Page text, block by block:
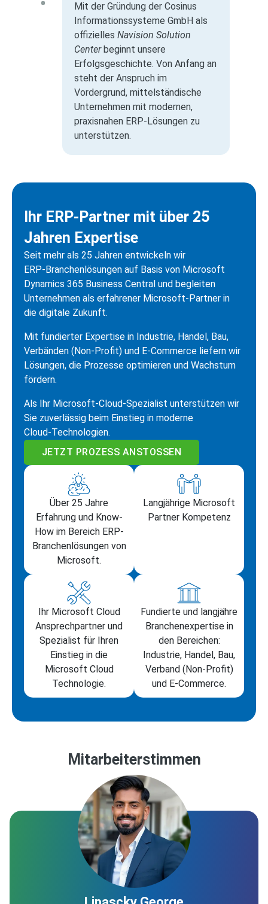
Mit der Gründung der Cosinus
Informationssysteme GmbH als
offizielles Navision Solution
Centerbeginnt unsere
Erfolgsgeschichte. Von Anfang an
steht der Anspruch im
Vordergrund, mittelständische
Unternehmen mit modernen,
praxisnahen ERP-Lösungen zu
unterstützen.
Ihr ERP‑Partner mit über 25
Jahren Expertise
Seit mehr als 25 Jahren entwickeln wir
ERP‑Branchenlösungen auf Basis von Microsoft
Dynamics 365 Business Central und begleiten
Unternehmen als erfahrener Microsoft‑Partner in
die digitale Zukunft.
Mit fundierter Expertise in Industrie, Handel, Bau,
Verbänden (Non‑Profit) und E‑Commerce liefern wir
Lösungen, die Prozesse optimieren und Wachstum
fördern.
Als Ihr Microsoft‑Cloud‑Spezialist unterstützen wir
Sie zuverlässig beim Einstieg in moderne
Cloud‑Technologien.
JETZT PROZESS ANSTOSSEN
Über 25 Jahre
Erfahrung und Know-
How im Bereich ERP-
Branchenlösungen von
Microsoft.
Langjährige Microsoft
Partner Kompetenz
Ihr Microsoft Cloud
Ansprechpartner und
Spezialist für Ihren
Einstieg in die
Microsoft Cloud
Technologie.
Fundierte und langjähre
Branchenexpertise in
den Bereichen:
Industrie, Handel, Bau,
Verband (Non-Profit)
und E-Commerce.
Mitarbeiterstimmen